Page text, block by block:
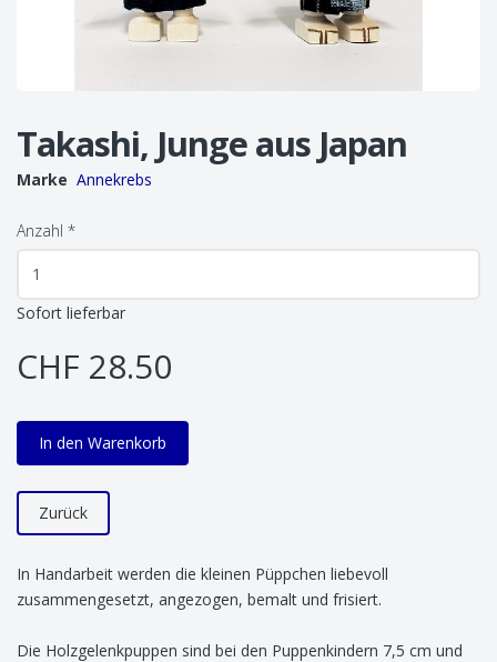
Takashi, Junge aus Japan
Marke Annekrebs
Anzahl *
Sofort lieferbar
CHF 28.50
In den Warenkorb
Zurück
In Handarbeit werden die kleinen Püppchen liebevoll
zusammengesetzt, angezogen, bemalt und frisiert.
Die Holzgelenkpuppen sind bei den Puppenkindern 7,5 cm und